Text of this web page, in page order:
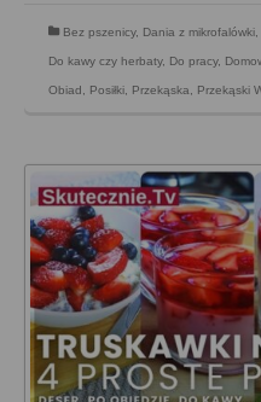
Bez pszenicy, Dania z mikrofalówki,
Do kawy czy herbaty, Do pracy,
Obiad, Posiłki, Przekąska, Przekąski